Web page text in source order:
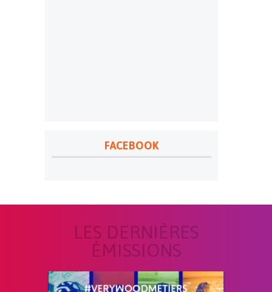
FACEBOOK
LES DERNIÈRES
ÉMISSIONS